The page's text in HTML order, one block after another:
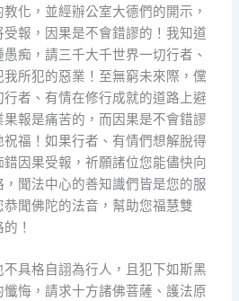
化，並經辦公室大德們的開示，
報，因果是不會錯謬的！我知道
痴，請三千大千世界一切行者、
所犯的惡業！至無窮未來際，儻
者、有情在修行成就的道路上避
報是痛苦的，而因果是不會錯謬
福！如果行者、有情們想解脫得
因果受報，祈願諸位您能儘快向
聞法中心的善知識們皆是您的服
聞佛陀的法音，幫助您福慧雙
！
具格自詡為行人，且犯下如斯黑
悔，請求十方諸佛菩薩、護法原